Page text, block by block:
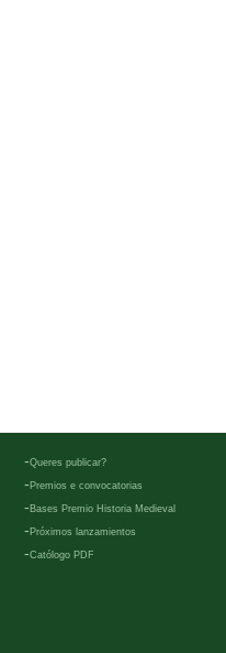
-Queres publicar?
- Premios e convocatorias
- Bases Premio Historia Medieval
- Próximos lanzamientos
-Católogo PDF